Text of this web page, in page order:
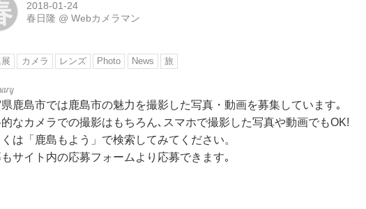
2018-01-24
春日隆 @Webカメラマン
カメラ レンズ Photo News 旅
鹿島市では鹿島市の魅力を撮影した写真・動画を募集しています｡
なカメラでの撮影はもちろん､スマホで撮影した写真や動画でもOK!
は「鹿島もよう」で検索してみてください。
サイト内の応募フォームより応募できます｡